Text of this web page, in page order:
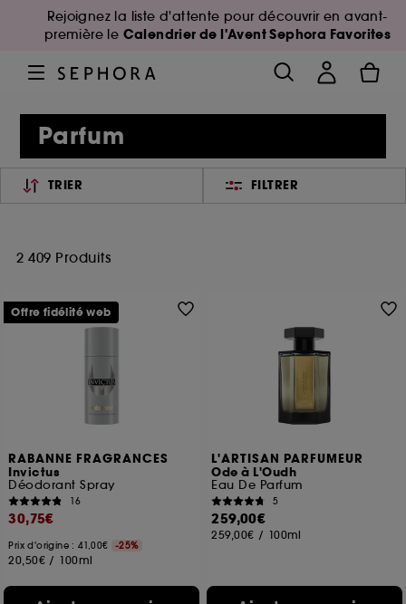
Rejoignez la liste d'attente pour découvrir en avant-
première le Calendrier de l'Avent Sephora Favorites
Parfum
TRIER FILTRER
2 409 Produits
RABANNE FRAGRANCES
Invictus
Déodorant Spray
16
30,75€
Prix d'origine : 41,00€ -25%
20,50€ / 100ml
Offre fidélité web
L'ARTISAN PARFUMEUR
Ode à L'Oudh
Eau De Parfum
5
259,00€
259,00€ / 100ml